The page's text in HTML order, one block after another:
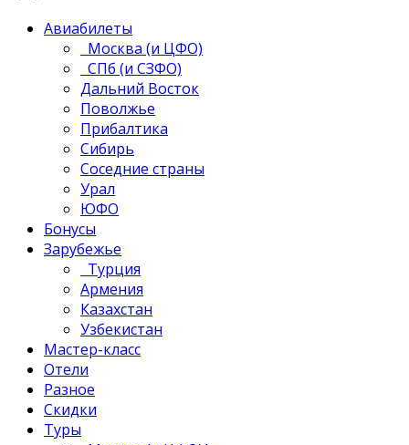
Авиабилеты
Москва (и ЦФО)
СПб (и СЗФО)
Дальний Восток
Поволжье
Прибалтика
Сибирь
Соседние страны
Урал
ЮФО
Бонусы
Зарубежье
Турция
Армения
Казахстан
Узбекистан
Мастер-класс
Отели
Разное
Скидки
Туры